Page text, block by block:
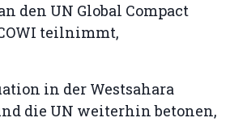
den UN Global Compact
teilnimmt,
in der Westsahara
die UN weiterhin betonen,